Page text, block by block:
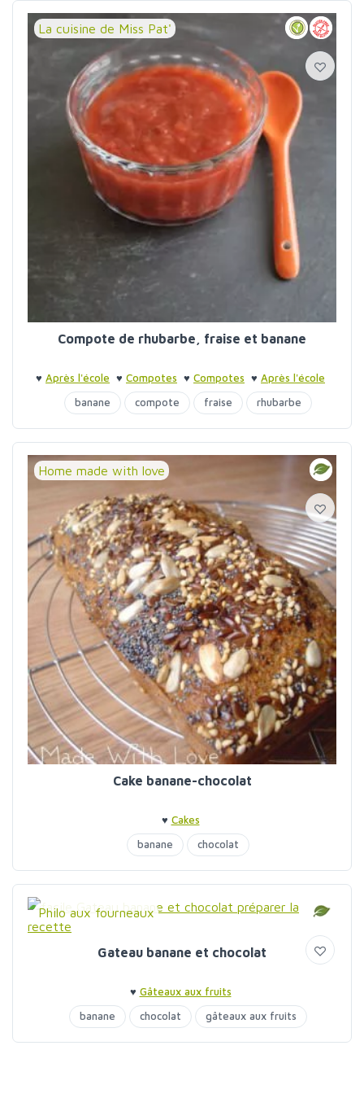
La cuisine de Miss Pat'
Compote de rhubarbe, fraise et banane
♥ Après l'école ♥ Compotes ♥ Compotes ♥ Après l'école
banane
compote fraise rhubarbe
Home made with love
Cake banane-chocolat
♥ Cakes
banane
chocolat
Philo aux fourneaux
Gateau banane et chocolat
♥ Gâteaux aux fruits
banane
chocolat gâteaux aux fruits